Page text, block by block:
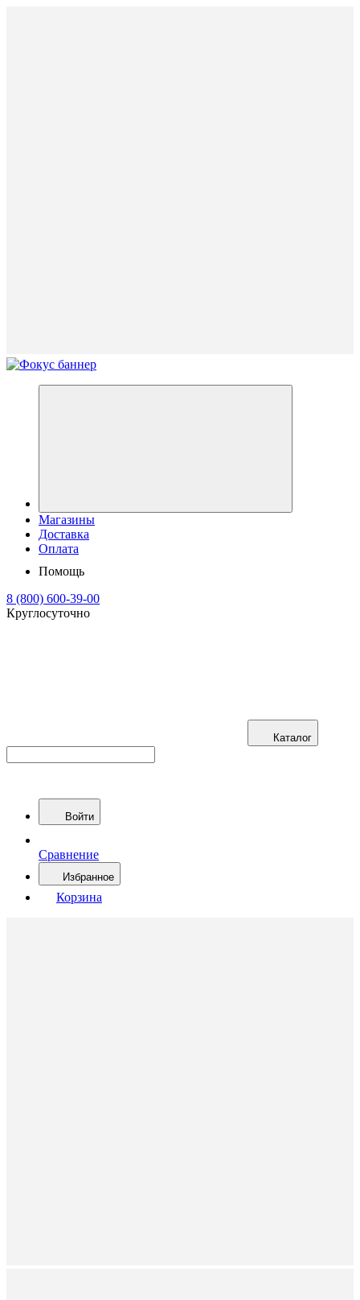
Магазины
Доставка
Оплата
Помощь
8 (800) 600-39-00
Круглосуточно
Каталог
Войти
Сравнение
Избранное
Корзина